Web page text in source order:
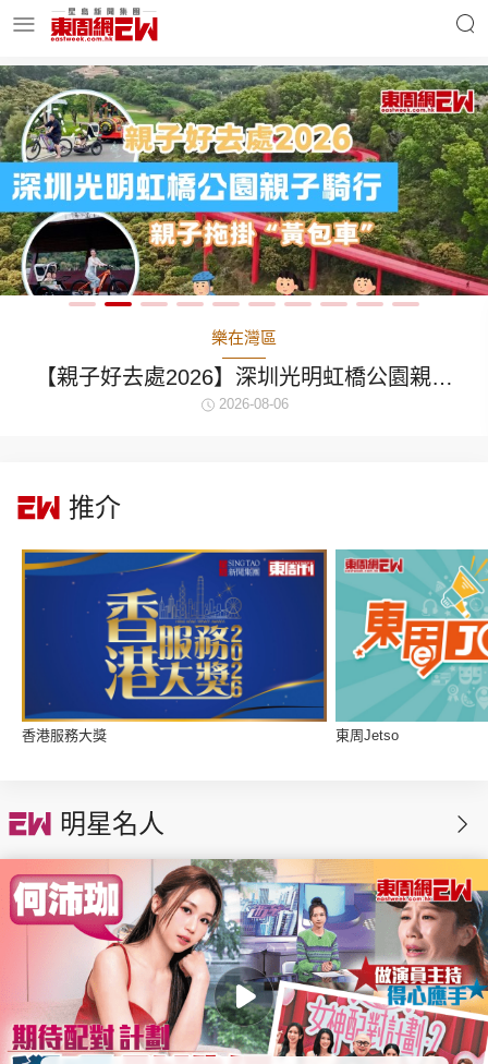
明星名人 時事財經
東周Ladies 優享生活
集團旗下品牌
東周刊 cazbuyer 東Touch
PCM 電腦廣場 星島日報
頭條日報 星島環球 The Standard
親子王 Oh!爸媽 JobMarket
樂在灣區
【親子好去處2026】深圳光明虹橋公園親子
騎行：「電助力黃包車」2小時環湖
2026-08-06
推介
香港服務大獎 東周Jetso
明星名人